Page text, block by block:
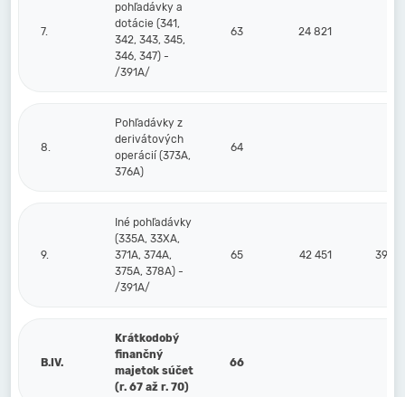
7.
pohľadávky a
dotácie (341,
342, 343, 345,
346, 347) -
/391A/
63 24 821
8.
Pohľadávky z
derivátových
operácií (373A,
376A)
64
9.
Iné pohľadávky
(335A, 33XA,
371A, 374A,
375A, 378A) -
/391A/
65 42 451 39
B.IV.
Krátkodobý
finančný
majetok súčet
(r. 67 až r. 70)
66